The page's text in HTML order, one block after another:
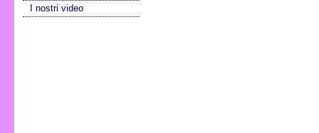
I nostri video